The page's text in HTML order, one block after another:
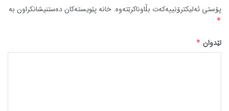
پۆستی ئەلیکترۆنییەکەت بڵاوناکرێتەوە. خانە پێویستەکان دەستنیشانکراون بە
*
لێدوان *